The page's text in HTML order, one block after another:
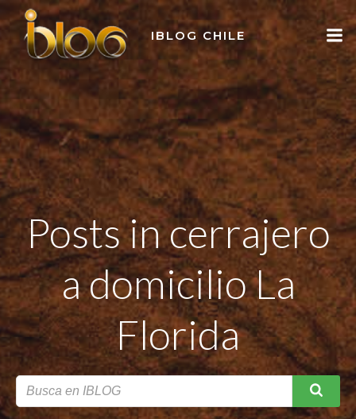
Skip
to
content
IBLOG CHILE
Posts in cerrajero
a domicilio La
Florida